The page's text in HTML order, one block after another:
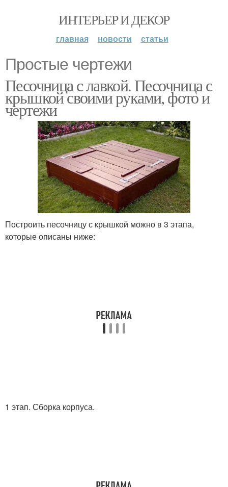
ИНТЕРЬЕР И ДЕКОР
главная новости статьи
Простые чертежи
Песочница с лавкой. Песочница с
крышкой своими руками, фото и
чертежи
Построить песочницу с крышкой можно в 3 этапа,
которые описаны ниже:
1 этап. Сборка корпуса.